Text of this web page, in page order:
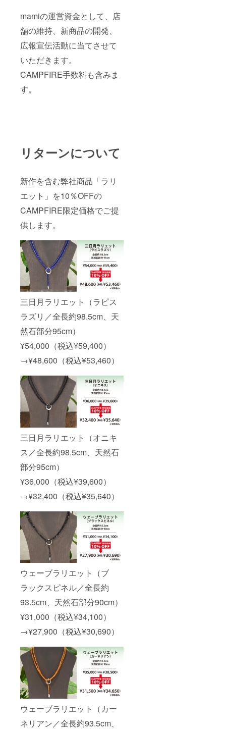
mamiの運営資金として、店
舗の維持、新商品の開発、
広報宣伝活動に当てさせて
いただきます。
CAMPFIRE手数料も含みま
す。
リターンについて
新作を含む弊社商品「ラリ
エット」を10％OFFの
CAMPFIRE限定価格でご提
供します。
三日月ラリエット（ラピス
ラズリ／全長約98.5cm、天
然石部分95cm）
¥54,000（税込¥59,400）
→¥48,600（税込¥53,460）
三日月ラリエット（オニキ
ス／全長約98.5cm、天然石
部分95cm）
¥36,000（税込¥39,600）
→¥32,400（税込¥35,640）
ウェーブラリエット（ブ
ラックスピネル／全長約
93.5cm、天然石部分90cm）
¥31,000（税込¥34,100）
→¥27,900（税込¥30,690）
ウェーブラリエット（カー
ネリアン／全長約93.5cm、